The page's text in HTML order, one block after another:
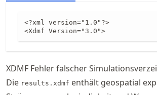
<?xml version="1.0"?>
<Xdmf Version="3.0">
XDMF Fehler falscher
Die results.xdmf enthält geospatial